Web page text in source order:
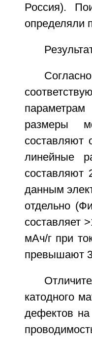
Россия).
определяли
размеры
составляют
линейные
составляют
данным
отдельно
составляет
мАч/г при
превышают
катодного
дефектов